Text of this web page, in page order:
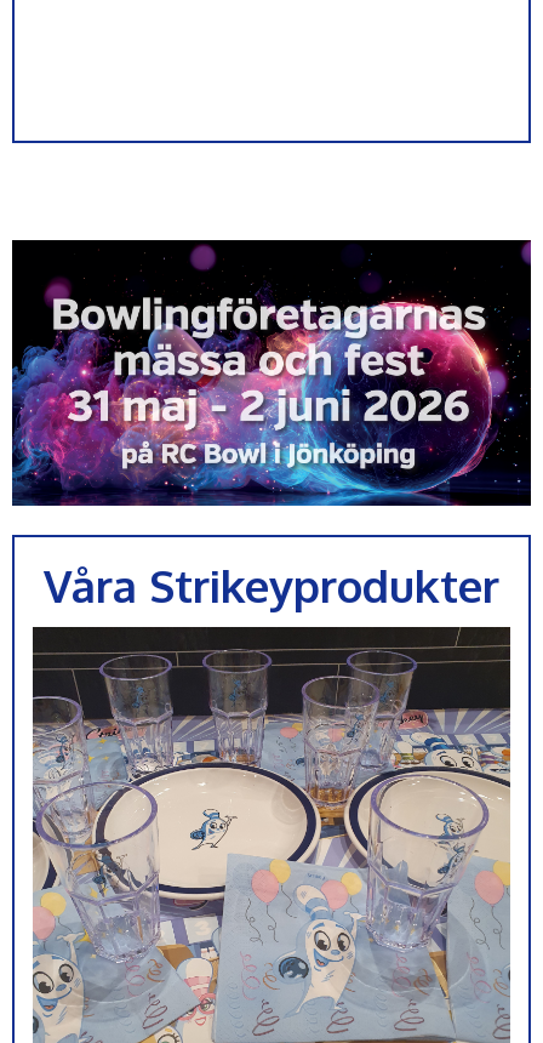
Våra Strikeyprodukter